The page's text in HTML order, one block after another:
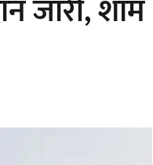
जारी, शाम